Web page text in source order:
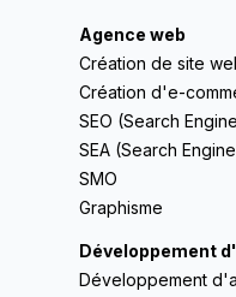
Agence web
Création de site
Création d'e-
SEO (Search
SEA (Search
SMO
Graphisme
Développement
Développement